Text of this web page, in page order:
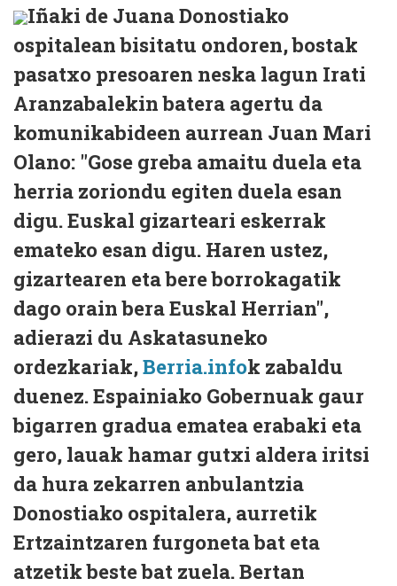
Iñaki de Juana Donostiako
ospitalean bisitatu ondoren, bostak
pasatxo presoaren neska lagun Irati
Aranzabalekin batera agertu da
komunikabideen aurrean Juan Mari
Olano: "Gose greba amaitu duela eta
herria zoriondu egiten duela esan
digu. Euskal gizarteari eskerrak
emateko esan digu. Haren ustez,
gizartearen eta bere borrokagatik
dago orain bera Euskal Herrian",
adierazi du Askatasuneko
ordezkariak,Berria.infok zabaldu
duenez. Espainiako Gobernuak gaur
bigarren gradua ematea erabaki eta
gero, lauak hamar gutxi aldera iritsi
da hura zekarren anbulantzia
Donostiako ospitalera, aurretik
Ertzaintzaren furgoneta bat eta
atzetik beste bat zuela. Bertan